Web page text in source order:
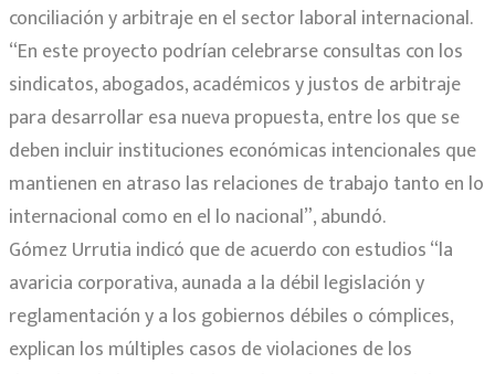
conciliación y arbitraje en el sector laboral internacional.
“En este proyecto podrían celebrarse consultas con los
sindicatos, abogados, académicos y justos de arbitraje
para desarrollar esa nueva propuesta, entre los que se
deben incluir instituciones económicas intencionales que
mantienen en atraso las relaciones de trabajo tanto en lo
internacional como en el lo nacional”, abundó.
Gómez Urrutia indicó que de acuerdo con estudios “la
avaricia corporativa, aunada a la débil legislación y
reglamentación y a los gobiernos débiles o cómplices,
explican los múltiples casos de violaciones de los